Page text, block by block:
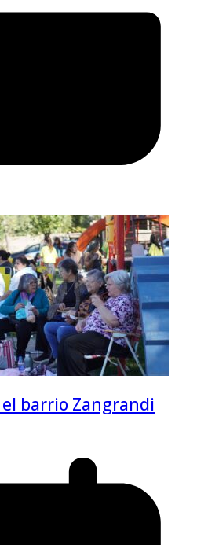
barrio Zangrandi